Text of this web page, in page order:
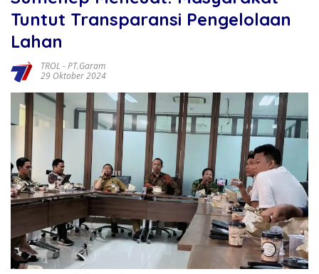
Tuntut Transparansi Pengelolaan
Lahan
TROL -PT.Garam
29 Oktober 2024